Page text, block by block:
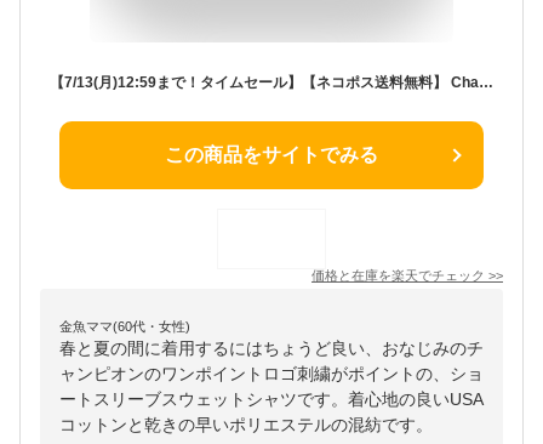
【7/13(月)12:59まで！タイムセール】【ネコポス送料無料】 Champion チャンピオン ショートスリーブクルーネックスウェットシャツ (裏毛) / メンズ 半袖スウェット トレーナー ワンポイントロゴ刺繍 半袖Tシャツ 無地 綿 USAコットン ポリエステル 男性用 C3-Z020
この商品をサイトでみる
価格と在庫を楽天でチェック >>
金魚ママ(60代・女性)
春と夏の間に着用するにはちょうど良い、おなじみのチ
ャンピオンのワンポイントロゴ刺繍がポイントの、ショ
ートスリーブスウェットシャツです。着心地の良いUSA
コットンと乾きの早いポリエステルの混紡です。